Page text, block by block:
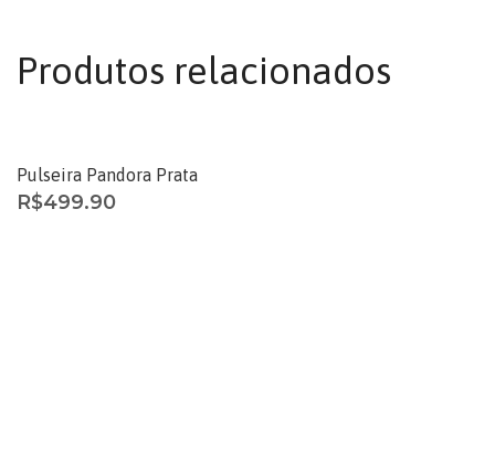
Produtos relacionados
Pulseira Pandora Prata
R$499.90